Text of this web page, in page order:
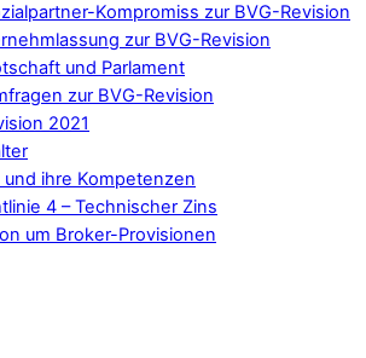
Kompromiss zur BVG-Revision
zur BVG-Revision
und Parlament
zur BVG-Revision
2021
und ihre Kompetenzen
4 – Technischer Zins
um Broker-Provisionen